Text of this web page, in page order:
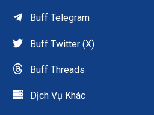
Buff Telegram
Buff Twitter (X)
Buff Threads
Dịch Vụ Khác